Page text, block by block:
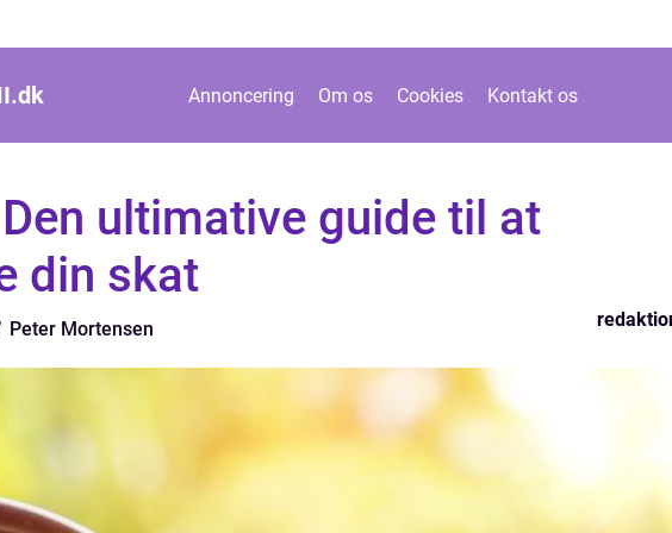
dk Annoncering Om os Cookies Kontakt os
ultimative guide til at
din skat
Peter Mortensen